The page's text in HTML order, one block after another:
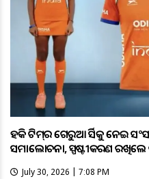
ହକି ଟିମ୍‌ର ଗେରୁଆ ଜର୍ସିକୁ ନେଇ
ସମାଲୋଚନା, ସ୍ପଷ୍ଟୀକରଣ ରଖିଲେ
July 30, 2026 | 7:08 PM